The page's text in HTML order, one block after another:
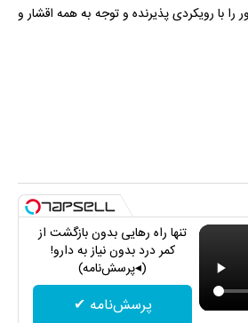
را با رویکردی پذیرنده و توجه به همه اقشار و
تنها راه رهایی بدون بازگشت از
کمر درد بدون نیاز به دارو!
(◂پرسش‌نامه)
پرسش‌نامه ✔